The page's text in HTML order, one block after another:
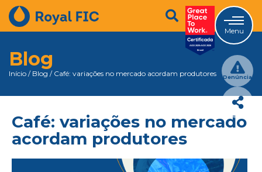
Menu
Denúncia
Blog
Início / Blog / Café: variações no mercado acordam produtores
Café: variações no mercado
acordam produtores